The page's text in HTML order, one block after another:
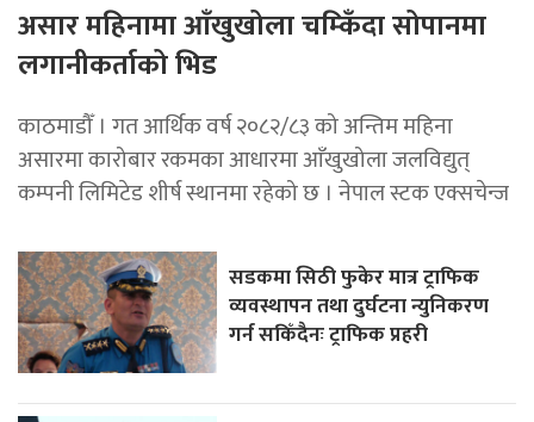
असार महिनामा आँखुखोला चम्किँदा सोपानमा
लगानीकर्ताको भिड
काठमाडौँ । गत आर्थिक वर्ष २०८२/८३ को अन्तिम महिना
असारमा कारोबार रकमका आधारमा आँखुखोला जलविद्युत्
कम्पनी लिमिटेड शीर्ष स्थानमा रहेको छ । नेपाल स्टक एक्सचेन्ज
सडकमा सिठी फुकेर मात्र ट्राफिक
व्यवस्थापन तथा दुर्घटना न्युनिकरण
गर्न सकिँदैनः ट्राफिक प्रहरी